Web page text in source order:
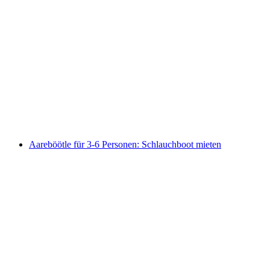
Aareböötle für 3-6 Personen: Schlauchboot mieten